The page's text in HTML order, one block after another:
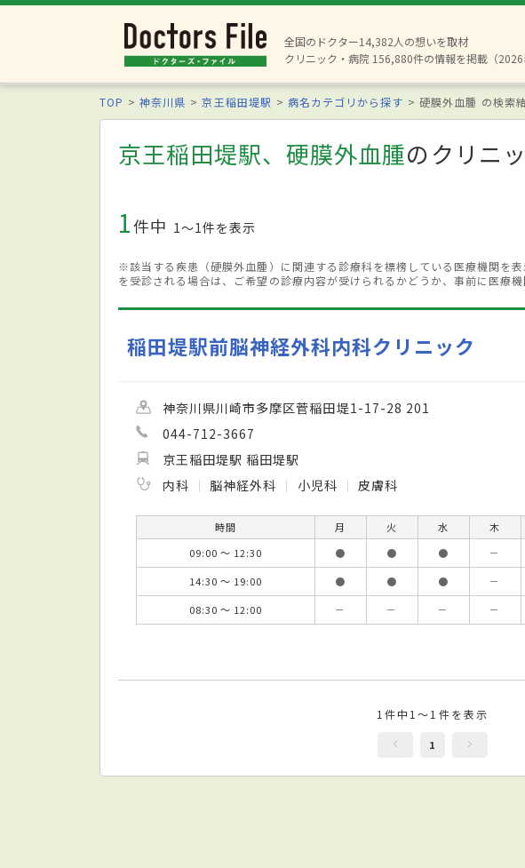
全国のドクター14,382人の想いを取材
クリニック・病院 156,880件の情報を掲載（2026
TOP 神奈川県 京王稲田堤駅 病名カテゴリから探す 硬膜外血腫 の検索
京王稲田堤駅、硬膜外血腫のクリニ
1件中 1〜1件を表示
※該当する疾患（硬膜外血腫）に関連する診療科を標榜している医療機関を
を受診される場合は、ご希望の診療内容が受けられるかどうか、事前に医療機
稲田堤駅前脳神経外科内科クリニック
神奈川県川崎市多摩区菅稲田堤1-17-28 201
044-712-3667
京王稲田堤駅 稲田堤駅
内科
脳神経外科 小児科 皮膚科
時間 月 火 水 木
09:00 ～ 12:30
● ● ● －
14:30 ～ 19:00
● ● ● －
08:30 ～ 12:00
－ － － －
1件中1～1件を表示
1